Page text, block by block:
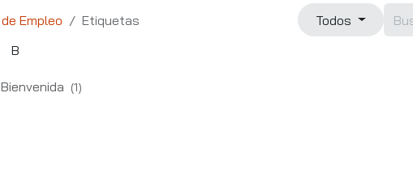
Empleo Etiquetas
Todos
B
Bienvenida (1)